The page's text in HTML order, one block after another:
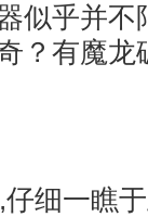
似乎并不
？有魔龙
细一瞧